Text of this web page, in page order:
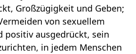
Großzügigkeit und Geben;
von sexuellem
positiv ausgedrückt, sein
in jedem Menschen